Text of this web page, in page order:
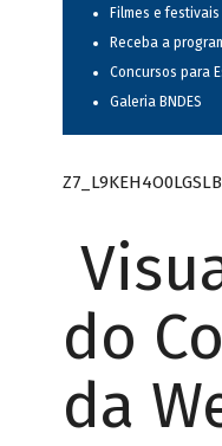
Filmes e
Receba a
Concursos para
Galeria BNDES
do
da